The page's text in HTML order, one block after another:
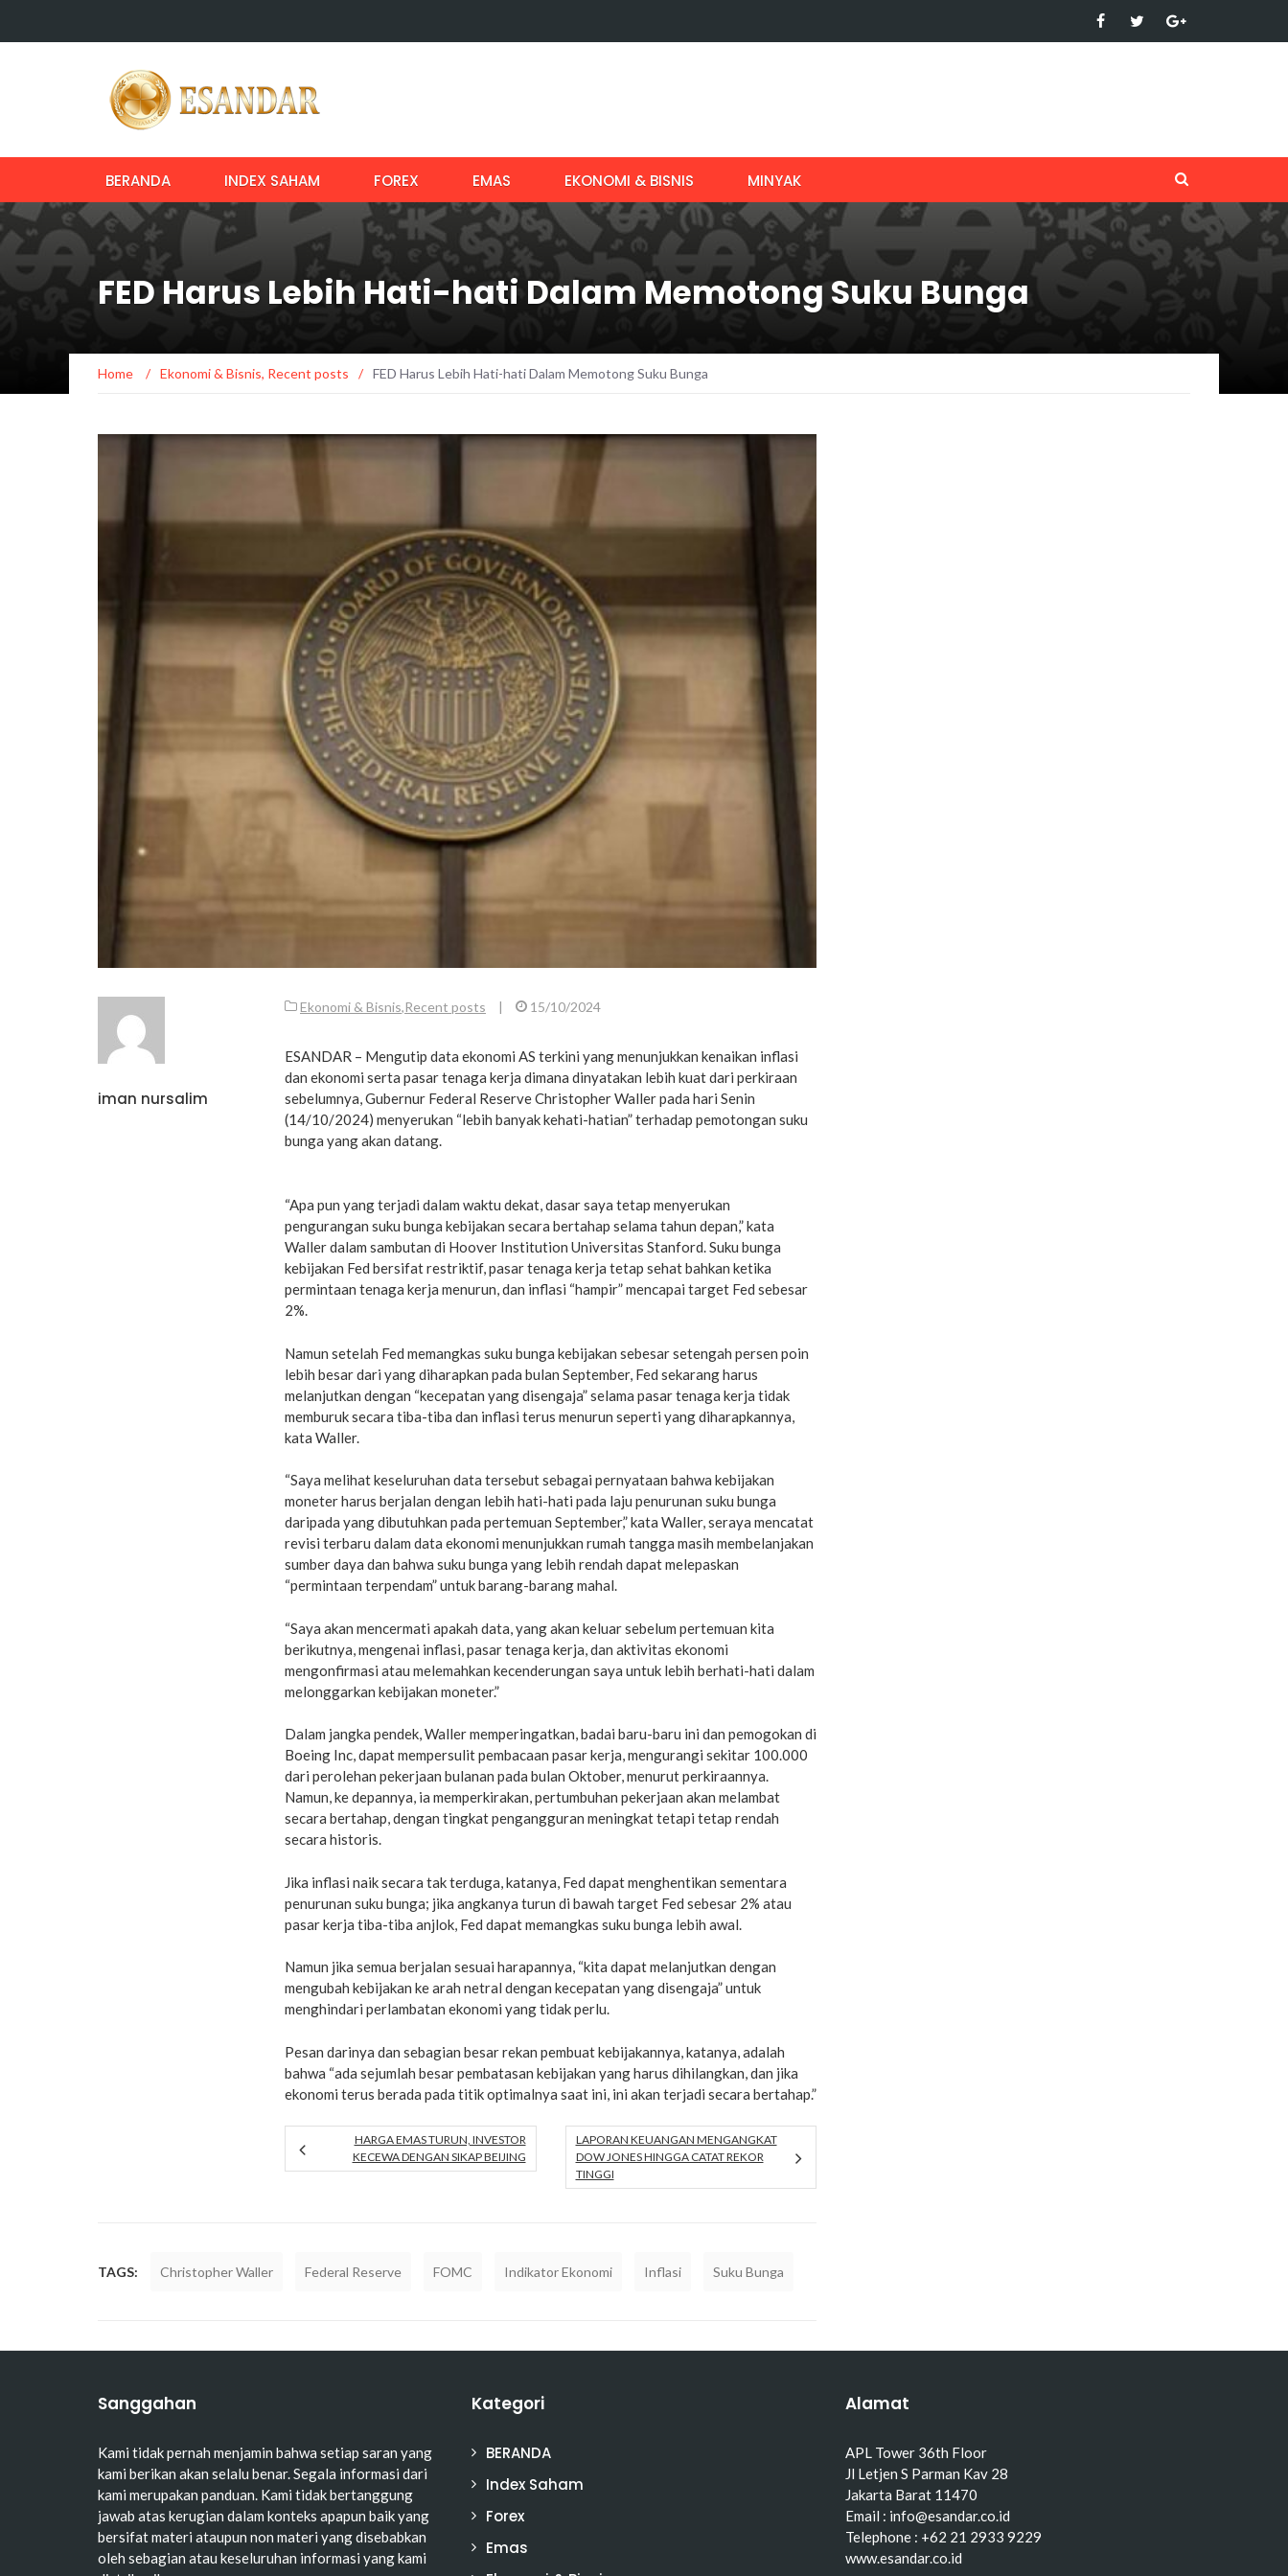
BERANDA INDEX SAHAM FOREX EMAS EKONOMI & BISNIS MINYAK
FED Harus Lebih Hati-hati Dalam Memotong Suku Bunga
Home / Ekonomi & Bisnis, Recent posts / FED Harus Lebih Hati-hati Dalam Memotong Suku Bunga
iman nursalim
Ekonomi & Bisnis,Recent posts | 15/10/2024
ESANDAR – Mengutip data ekonomi AS terkini yang menunjukkan kenaikan inflasi
dan ekonomi serta pasar tenaga kerja dimana dinyatakan lebih kuat dari perkiraan
sebelumnya, Gubernur Federal Reserve Christopher Waller pada hari Senin
(14/10/2024) menyerukan “lebih banyak kehati-hatian” terhadap pemotongan suku
bunga yang akan datang.
“Apa pun yang terjadi dalam waktu dekat, dasar saya tetap menyerukan
pengurangan suku bunga kebijakan secara bertahap selama tahun depan,” kata
Waller dalam sambutan di Hoover Institution Universitas Stanford. Suku bunga
kebijakan Fed bersifat restriktif, pasar tenaga kerja tetap sehat bahkan ketika
permintaan tenaga kerja menurun, dan inflasi “hampir” mencapai target Fed sebesar
2%.
Namun setelah Fed memangkas suku bunga kebijakan sebesar setengah persen poin
lebih besar dari yang diharapkan pada bulan September, Fed sekarang harus
melanjutkan dengan “kecepatan yang disengaja” selama pasar tenaga kerja tidak
memburuk secara tiba-tiba dan inflasi terus menurun seperti yang diharapkannya,
kata Waller.
“Saya melihat keseluruhan data tersebut sebagai pernyataan bahwa kebijakan
moneter harus berjalan dengan lebih hati-hati pada laju penurunan suku bunga
daripada yang dibutuhkan pada pertemuan September,” kata Waller, seraya mencatat
revisi terbaru dalam data ekonomi menunjukkan rumah tangga masih membelanjakan
sumber daya dan bahwa suku bunga yang lebih rendah dapat melepaskan
“permintaan terpendam” untuk barang-barang mahal.
“Saya akan mencermati apakah data, yang akan keluar sebelum pertemuan kita
berikutnya, mengenai inflasi, pasar tenaga kerja, dan aktivitas ekonomi
mengonfirmasi atau melemahkan kecenderungan saya untuk lebih berhati-hati dalam
melonggarkan kebijakan moneter.”
Dalam jangka pendek, Waller memperingatkan, badai baru-baru ini dan pemogokan di
Boeing Inc, dapat mempersulit pembacaan pasar kerja, mengurangi sekitar 100.000
dari perolehan pekerjaan bulanan pada bulan Oktober, menurut perkiraannya.
Namun, ke depannya, ia memperkirakan, pertumbuhan pekerjaan akan melambat
secara bertahap, dengan tingkat pengangguran meningkat tetapi tetap rendah
secara historis.
Jika inflasi naik secara tak terduga, katanya, Fed dapat menghentikan sementara
penurunan suku bunga; jika angkanya turun di bawah target Fed sebesar 2% atau
pasar kerja tiba-tiba anjlok, Fed dapat memangkas suku bunga lebih awal.
Namun jika semua berjalan sesuai harapannya, “kita dapat melanjutkan dengan
mengubah kebijakan ke arah netral dengan kecepatan yang disengaja” untuk
menghindari perlambatan ekonomi yang tidak perlu.
Pesan darinya dan sebagian besar rekan pembuat kebijakannya, katanya, adalah
bahwa “ada sejumlah besar pembatasan kebijakan yang harus dihilangkan, dan jika
ekonomi terus berada pada titik optimalnya saat ini, ini akan terjadi secara bertahap.”
HARGA EMAS TURUN, INVESTOR
KECEWA DENGAN SIKAP BEIJING
LAPORAN KEUANGAN MENGANGKAT
DOW JONES HINGGA CATAT REKOR
TINGGI
TAGS: Christopher Waller Federal Reserve FOMC Indikator Ekonomi Inflasi Suku Bunga
Sanggahan
Kami tidak pernah menjamin bahwa setiap saran yang
kami berikan akan selalu benar. Segala informasi dari
kami merupakan panduan. Kami tidak bertanggung
jawab atas kerugian dalam konteks apapun baik yang
bersifat materi ataupun non materi yang disebabkan
oleh sebagian atau keseluruhan informasi yang kami
Kategori
BERANDA
Index Saham
Forex
Emas
Alamat
APL Tower 36th Floor
Jl Letjen S Parman Kav 28
Jakarta Barat 11470
Email : info@esandar.co.id
Telephone : +62 21 2933 9229
www.esandar.co.id